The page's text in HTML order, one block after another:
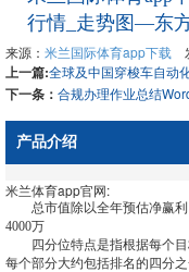
行情_走势图—东
来源： 米兰国际体育app下载
上一篇:
下一条： 合规办理作业总结
产品介绍
米兰体育app官网:
总市值除以全年预估净赢利
4000万
四分位特点是指根据每个目
每个部分大约包括排名的四分